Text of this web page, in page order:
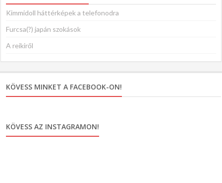
Kimmidoll háttérképek a telefonodra
Furcsa(?) japán szokások
A reikiről
KÖVESS MINKET A FACEBOOK-ON!
KÖVESS AZ INSTAGRAMON!